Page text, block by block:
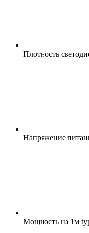
Плотность
Напряжение
Мощность на 1м